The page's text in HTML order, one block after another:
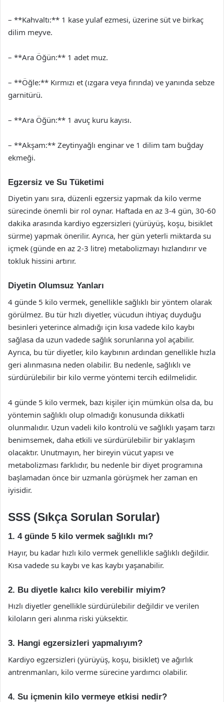
– **Kahvaltı:** 1 kase yulaf ezmesi, üzerine süt ve birkaç
dilim meyve.
– **Ara Öğün:** 1 adet muz.
– **Öğle:** Kırmızı et (ızgara veya fırında) ve yanında sebze
garnitürü.
– **Ara Öğün:** 1 avuç kuru kayısı.
– **Akşam:** Zeytinyağlı enginar ve 1 dilim tam buğday
ekmeği.
Egzersiz ve Su Tüketimi
Diyetin yanı sıra, düzenli egzersiz yapmak da kilo verme
sürecinde önemli bir rol oynar. Haftada en az 3-4 gün, 30-60
dakika arasında kardiyo egzersizleri (yürüyüş, koşu, bisiklet
sürme) yapmak önerilir. Ayrıca, her gün yeterli miktarda su
içmek (günde en az 2-3 litre) metabolizmayı hızlandırır ve
tokluk hissini artırır.
Diyetin Olumsuz Yanları
4 günde 5 kilo vermek, genellikle sağlıklı bir yöntem olarak
görülmez. Bu tür hızlı diyetler, vücudun ihtiyaç duyduğu
besinleri yeterince almadığı için kısa vadede kilo kaybı
sağlasa da uzun vadede sağlık sorunlarına yol açabilir.
Ayrıca, bu tür diyetler, kilo kaybının ardından genellikle hızla
geri alınmasına neden olabilir. Bu nedenle, sağlıklı ve
sürdürülebilir bir kilo verme yöntemi tercih edilmelidir.
4 günde 5 kilo vermek, bazı kişiler için mümkün olsa da, bu
yöntemin sağlıklı olup olmadığı konusunda dikkatli
olunmalıdır. Uzun vadeli kilo kontrolü ve sağlıklı yaşam tarzı
benimsemek, daha etkili ve sürdürülebilir bir yaklaşım
olacaktır. Unutmayın, her bireyin vücut yapısı ve
metabolizması farklıdır, bu nedenle bir diyet programına
başlamadan önce bir uzmanla görüşmek her zaman en
iyisidir.
SSS (Sıkça Sorulan Sorular)
1. 4 günde 5 kilo vermek sağlıklı mı?
Hayır, bu kadar hızlı kilo vermek genellikle sağlıklı değildir.
Kısa vadede su kaybı ve kas kaybı yaşanabilir.
2. Bu diyetle kalıcı kilo verebilir miyim?
Hızlı diyetler genellikle sürdürülebilir değildir ve verilen
kiloların geri alınma riski yüksektir.
3. Hangi egzersizleri yapmalıyım?
Kardiyo egzersizleri (yürüyüş, koşu, bisiklet) ve ağırlık
antrenmanları, kilo verme sürecine yardımcı olabilir.
4. Su içmenin kilo vermeye etkisi nedir?